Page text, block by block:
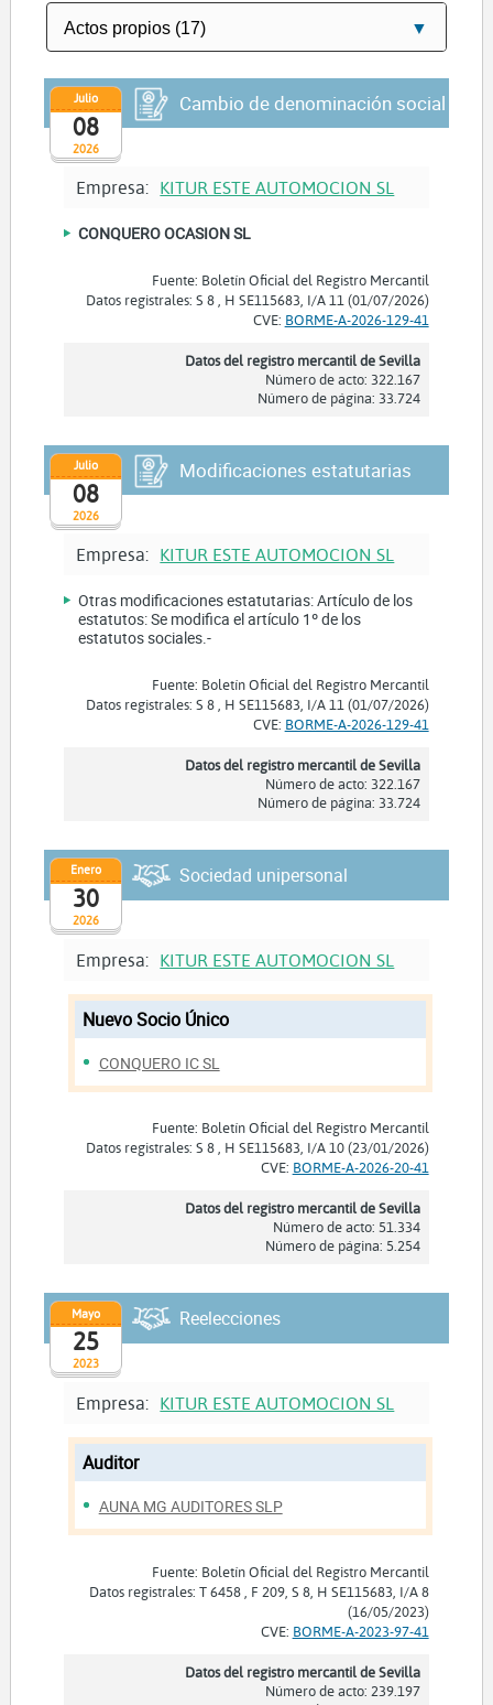
2026
Julio
08
Cambio de denominación social
Empresa: KITUR ESTE AUTOMOCION SL
CONQUERO OCASION SL
Fuente: Boletín Oficial del Registro Mercantil
Datos registrales: S 8 , H SE115683, I/A 11 (01/07/2026)
CVE: BORME-A-2026-129-41
Datos del registro mercantil de Sevilla
Número de acto: 322.167
Número de página: 33.724
2026
Julio
08
Modificaciones estatutarias
Empresa: KITUR ESTE AUTOMOCION SL
Otras modificaciones estatutarias: Artículo de los
estatutos: Se modifica el artículo 1º de los
estatutos sociales.-
Fuente: Boletín Oficial del Registro Mercantil
Datos registrales: S 8 , H SE115683, I/A 11 (01/07/2026)
CVE: BORME-A-2026-129-41
Datos del registro mercantil de Sevilla
Número de acto: 322.167
Número de página: 33.724
2026
Enero
30
Sociedad unipersonal
Empresa: KITUR ESTE AUTOMOCION SL
Nuevo Socio Único
CONQUERO IC SL
Fuente: Boletín Oficial del Registro Mercantil
Datos registrales: S 8 , H SE115683, I/A 10 (23/01/2026)
CVE: BORME-A-2026-20-41
Datos del registro mercantil de Sevilla
Número de acto: 51.334
Número de página: 5.254
2023
Mayo
25
Reelecciones
Empresa: KITUR ESTE AUTOMOCION SL
Auditor
AUNA MG AUDITORES SLP
Fuente: Boletín Oficial del Registro Mercantil
Datos registrales: T 6458 , F 209, S 8, H SE115683, I/A 8
(16/05/2023)
CVE: BORME-A-2023-97-41
Datos del registro mercantil de Sevilla
Número de acto: 239.197